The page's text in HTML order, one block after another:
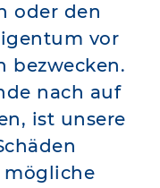
oder den
vor
bezwecken.
nach auf
ist unsere
mögliche